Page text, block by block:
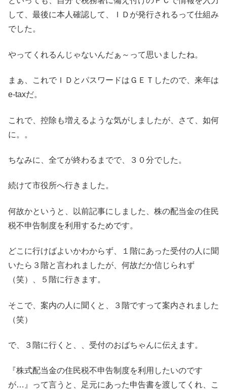
して、最後に本人確認して、ＩＤが発行されるって仕組み
でした。
やってくれるんじゃないんだぁ～って思いましたね。
まぁ、これでＩＤとパスワードはＧＥＴしたので、来年は
e-taxだ。
これで、控除も増えるような気がしましたが、さて、如何
に。。
ちなみに、全てが終わるまでで、３０分でした。
続けて市役所へ行きました。
何故かというと、以前記事にしました、株の配当金の住民
税不申告制度を利用するためです。
どこに行けばよいかわからず、１階にあった受付の人に聞
いたら３階と言われましたが、何故だか信じられず
（笑）、５階に行きます。
そこで、案内の人に聞くと、３階ですって案内されました
（笑）
で、３階に行くと、、受付のおばちゃんに伝えます。
『株式配当金の住民税不申告制度を利用したいのです
が…』って言うと、足元にあった申告書を渡してくれ、こ